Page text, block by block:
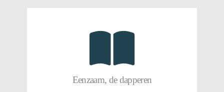
Eenzaam, de dapperen